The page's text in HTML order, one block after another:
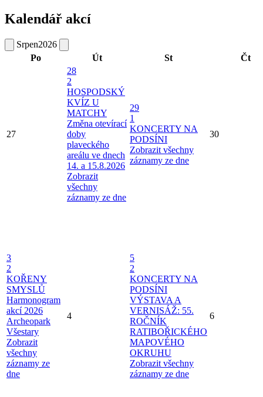
Kalendář akcí
Srpen2026
Po
Út St Čt
27
28
2
HOSPODSKÝ
KVÍZ U
MATCHY
Změna otevírací
doby
plaveckého
areálu ve dnech
14. a 15.8.2026
Zobrazit
všechny
záznamy ze dne
29
1
KONCERTY NA
PODSÍNI
Zobrazit všechny
záznamy ze dne
30
3
2
KOŘENY
SMYSLŮ
Harmonogram
akcí 2026
Archeopark
Všestary
Zobrazit
všechny
záznamy ze
dne
4
5
2
KONCERTY NA
PODSÍNI
VÝSTAVA A
VERNISÁŽ: 55.
ROČNÍK
RATIBOŘICKÉHO
MAPOVÉHO
OKRUHU
Zobrazit všechny
záznamy ze dne
6